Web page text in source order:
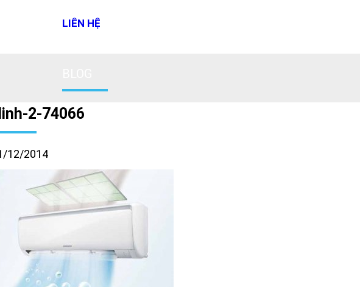
LIÊN HỆ
2-74066
12/2014